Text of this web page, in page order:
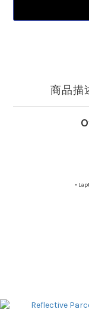
商品描
•